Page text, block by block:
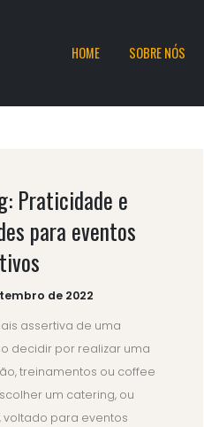
HOME SOBRE NÓS
Praticidade e
para eventos
de 2022
assertiva de uma
decidir por realizar uma
treinamentos ou coffee
um catering, ou
voltado para eventos